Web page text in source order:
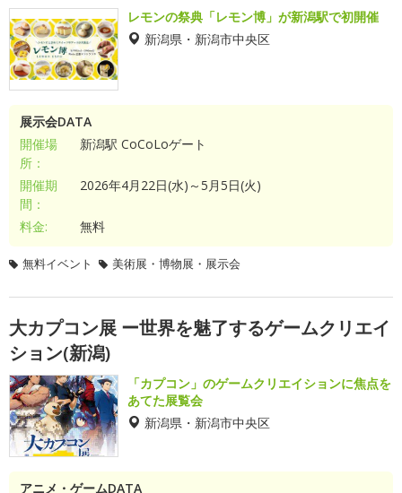
レモンの祭典「レモン博」が新潟駅で初開催
新潟県・新潟市中央区
展示会DATA
開催場
所：
新潟駅 CoCoLoゲート
開催期
間：
2026年4月22日(水)～5月5日(火)
料金: 無料
無料イベント 美術展・博物展・展示会
大カプコン展 ー世界を魅了するゲームクリエイ
ション(新潟)
「カプコン」のゲームクリエイションに焦点を
あてた展覧会
新潟県・新潟市中央区
アニメ・ゲームDATA